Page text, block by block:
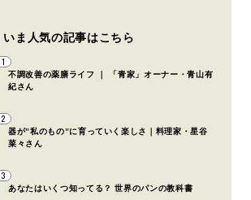
いま人気の記事はこちら
1
不調改善の薬膳ライフ ｜ 「青家」オーナー・青山有
紀さん
2
器が”私のもの”に育っていく楽しさ｜料理家・星谷
菜々さん
3
あなたはいくつ知ってる？ 世界のパンの教科書